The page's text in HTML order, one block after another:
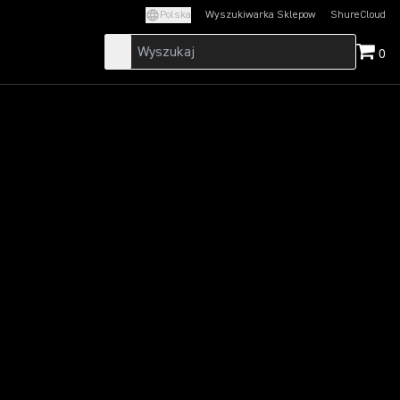
Polska Wyszukiwarka Sklepow ShureCloud
(Opens in a new
0